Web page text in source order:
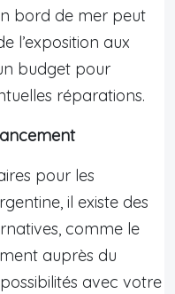
bord de mer peut
l’exposition aux
budget pour
réparations.
pour les
il existe des
comme le
auprès du
avec votre